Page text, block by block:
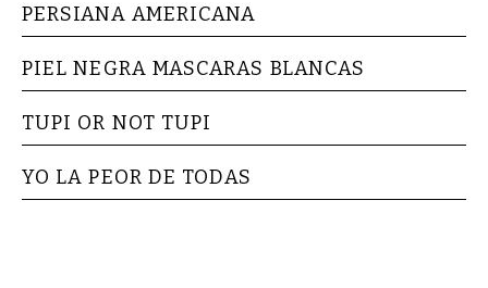
PERSIANA AMERICANA
PIEL NEGRA MASCARAS BLANCAS
TUPI OR NOT TUPI
YO LA PEOR DE TODAS